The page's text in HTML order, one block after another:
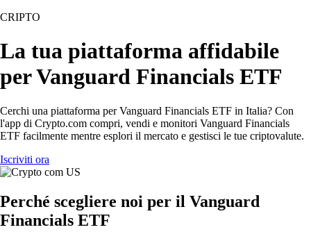
CRIPTO
La tua piattaforma affidabile
per Vanguard Financials ETF
Cerchi una piattaforma per Vanguard Financials ETF in Italia? Con
l'app di Crypto.com compri, vendi e monitori Vanguard Financials
ETF facilmente mentre esplori il mercato e gestisci le tue criptovalute.
Iscriviti ora
Perché scegliere noi per il Vanguard
Financials ETF